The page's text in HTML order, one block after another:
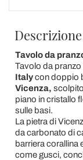
Descrizione
Tavolo da
Tavolo da
Italycon doppio
Vicenza,
piano in cristallo
sulle basi.
La pietra di
da carbonato di
barriera corallina
come gusci,